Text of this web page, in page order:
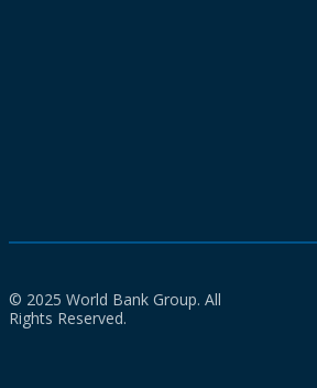
© 2025 World Bank Group. All
Rights Reserved.